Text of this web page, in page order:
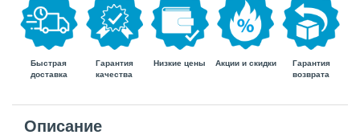
Быстрая
доставка
Гарантия
качества
Низкие цены Акции и скидки
Гарантия
возврата
Описание